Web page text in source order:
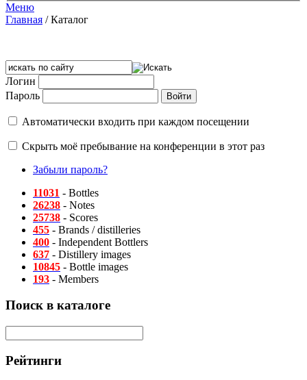
Меню
Главная /Каталог
Логин
Пароль
Автоматически входить при каждом посещении
Скрыть моё пребывание на конференции в этот раз
Забыли пароль?
11031 - Bottles
26238 - Notes
25738 - Scores
455 - Brands / distilleries
400 - Independent Bottlers
637 - Distillery images
10845 - Bottle images
193 - Members
Поиск в каталоге
Рейтинги